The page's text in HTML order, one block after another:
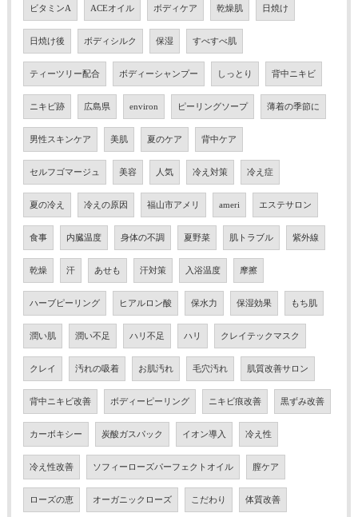
ビタミンA ACEオイル ボディケア 乾燥肌 日焼け
日焼け後 ボディシルク 保湿 すべすべ肌
ティーツリー配合 ボディーシャンプー しっとり 背中ニキビ
ニキビ跡 広島県 environ ピーリングソープ 薄着の季節に
男性スキンケア 美肌 夏のケア 背中ケア
セルフゴマージュ 美容 人気 冷え対策 冷え症
夏の冷え 冷えの原因 福山市アメリ ameri エステサロン
食事 内臓温度 身体の不調 夏野菜 肌トラブル 紫外線
乾燥 汗 あせも 汗対策 入浴温度 摩擦
ハーブピーリング ヒアルロン酸 保水力 保湿効果 もち肌
潤い肌 潤い不足 ハリ不足 ハリ クレイテックマスク
クレイ 汚れの吸着 お肌汚れ 毛穴汚れ 肌質改善サロン
背中ニキビ改善 ボディーピーリング ニキビ痕改善 黒ずみ改善
カーボキシー 炭酸ガスパック イオン導入 冷え性
冷え性改善 ソフィーローズパーフェクトオイル 膣ケア
ローズの恵 オーガニックローズ こだわり 体質改善